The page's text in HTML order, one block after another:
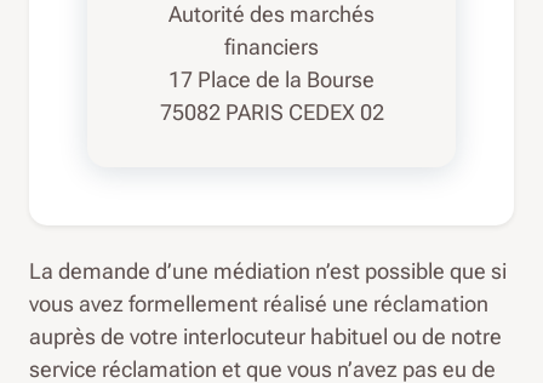
Autorité des marchés
financiers
17 Place de la Bourse
75082 PARIS CEDEX 02
La demande d’une médiation n’est possible que si
vous avez formellement réalisé une réclamation
auprès de votre interlocuteur habituel ou de notre
service réclamation et que vous n’avez pas eu de